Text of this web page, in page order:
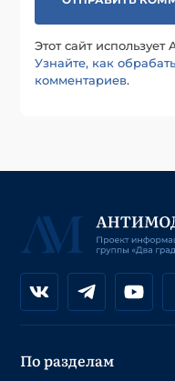
Этот сайт
Узнайте, как
комментариев.
По разделам